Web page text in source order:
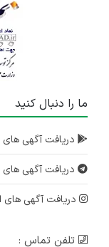
ما را دنبال کنید
دریافت آگهی های
دریافت آگهی های
دریافت آگهی های
تلفن تماس :